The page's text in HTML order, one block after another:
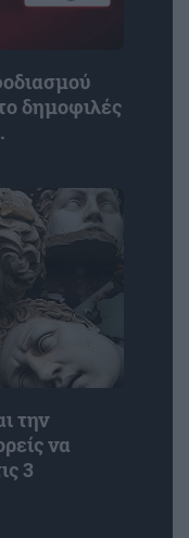
δημοφιλές
την
να
3